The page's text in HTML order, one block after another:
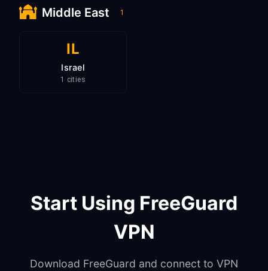
Middle East 1
IL
Israel
1 cities
Start Using FreeGuard
VPN
Download FreeGuard and connect to VPN